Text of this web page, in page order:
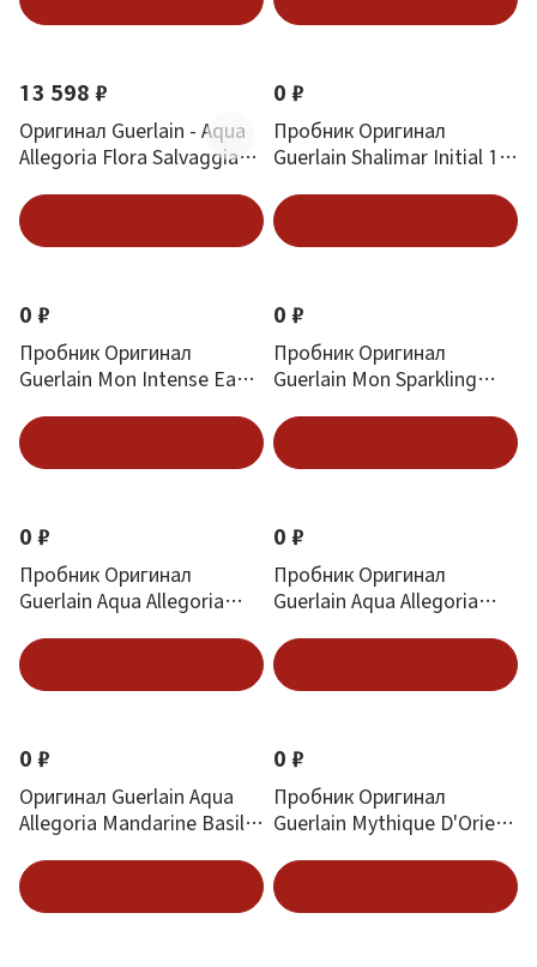
13 598 ₽
Оригинал Guerlain - Aqua
Allegoria Flora Salvaggia
0 ₽
Пробник Оригинал
Guerlain Shalimar Initial 1
0 ₽
Пробник Оригинал
Guerlain Mon Intense Eau
0 ₽
Пробник Оригинал
Guerlain Mon Sparkling
0 ₽
Пробник Оригинал
Guerlain Aqua Allegoria
0 ₽
Пробник Оригинал
Guerlain Aqua Allegoria
0 ₽
Оригинал Guerlain Aqua
Allegoria Mandarine Basilic
0 ₽
Пробник Оригинал
Guerlain Mythique D'Orient